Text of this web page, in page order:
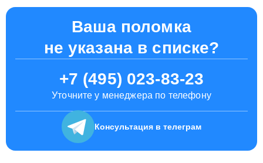
Ваша поломка
не указана в списке?
+7 (495) 023-83-23
Уточните у менеджера по телефону
Консультация в телеграм